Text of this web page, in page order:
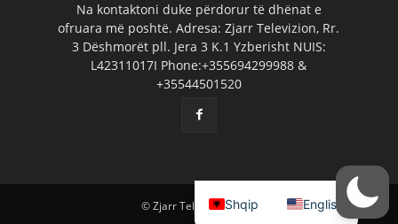
Na kontaktoni duke përdorur të dhënat e
ofruara më poshtë. Adresa: Zjarr Televizion, Rr.
3 Dëshmorët pll. Jera 3 K.1 Yzberisht NUIS:
L42311017I Phone:+355694299988 &
+35544501520
© Zjarr Televizion 2026
Shqip English